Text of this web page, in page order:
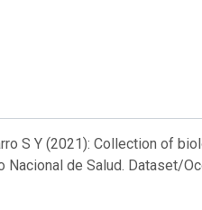
S Y (2021): Collection of
de Salud. Dataset/